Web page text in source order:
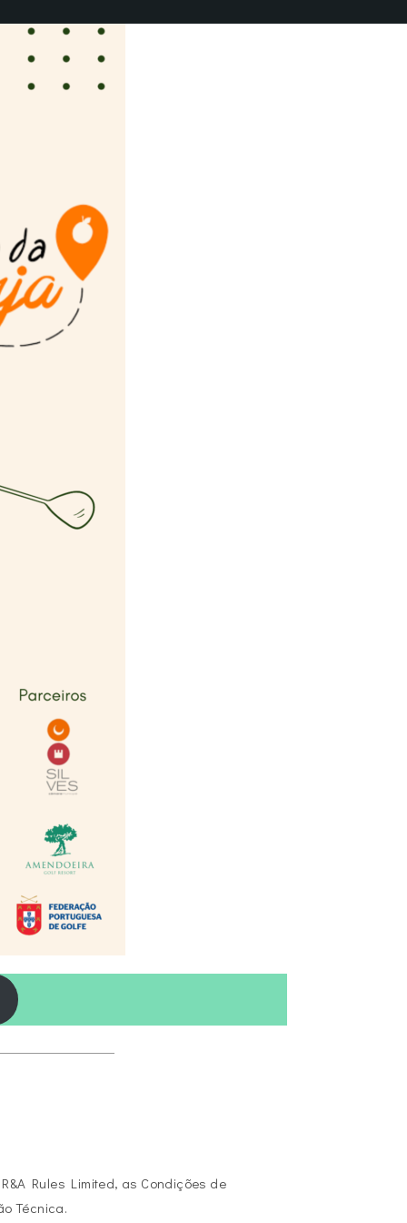
Rules Limited, as Condições de
Técnica.